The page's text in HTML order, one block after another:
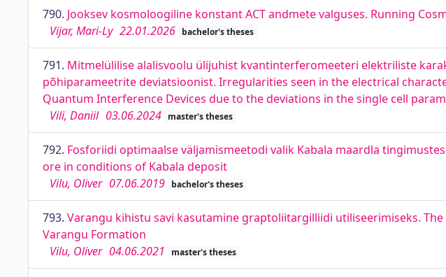
790. Jooksev kosmoloogiline konstant ACT andmete valguses. Running
Vijar, Mari-Ly 22.01.2026 bachelor's theses
791. Mitmelülilise alalisvoolu ülijuhist kvantinterferomeeteri elektriliste
põhiparameetrite deviatsioonist. Irregularities seen in the electrical
Quantum Interference Devices due to the deviations in the single cell
Vili, Daniil 03.06.2024 master's theses
792. Fosforiidi optimaalse väljamismeetodi valik Kabala maardla
ore in conditions of Kabala deposit
Vilu, Oliver 07.06.2019 bachelor's theses
793. Varangu kihistu savi kasutamine graptoliitargilliidi utiliseerimiseks.
Varangu Formation
Vilu, Oliver 04.06.2021 master's theses